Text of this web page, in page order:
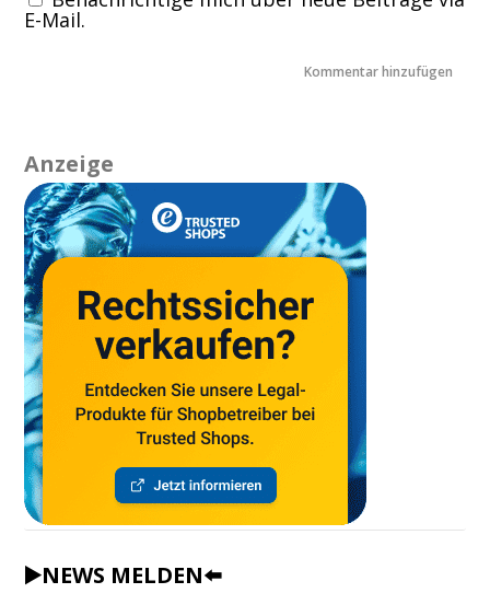
E-Mail.
Anzeige
▶️NEWS MELDEN⬅️